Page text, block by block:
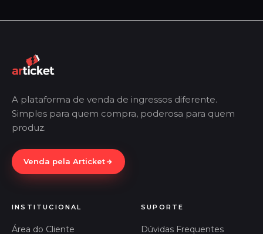
A plataforma de venda de ingressos diferente.
Simples para quem compra, poderosa para quem
produz.
Venda pela Articket
INSTITUCIONAL
Área do Cliente
SUPORTE
Dúvidas Frequentes